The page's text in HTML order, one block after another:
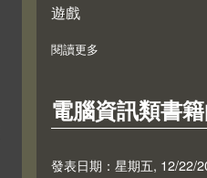
遊戲
閱讀更多
電腦資訊類書
發表日期：星期五, 12/22/